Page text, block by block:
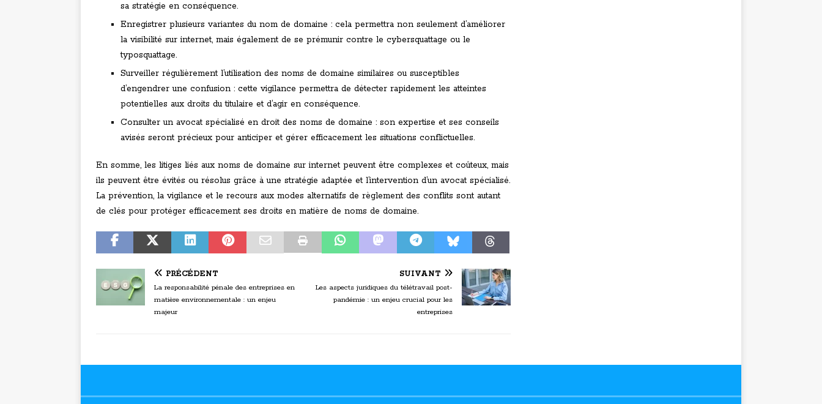
sa stratégie en conséquence.
Enregistrer plusieurs variantes du nom de domaine : cela permettra non seulement d’améliorer
la visibilité sur internet, mais également de se prémunir contre le cybersquattage ou le
typosquattage.
Surveiller régulièrement l’utilisation des noms de domaine similaires ou susceptibles
d’engendrer une confusion : cette vigilance permettra de détecter rapidement les atteintes
potentielles aux droits du titulaire et d’agir en conséquence.
Consulter un avocat spécialisé en droit des noms de domaine : son expertise et ses conseils
avisés seront précieux pour anticiper et gérer efficacement les situations conflictuelles.
En somme, les litiges liés aux noms de domaine sur internet peuvent être complexes et coûteux, mais
ils peuvent être évités ou résolus grâce à une stratégie adaptée et l’intervention d’un avocat spécialisé.
La prévention, la vigilance et le recours aux modes alternatifs de règlement des conflits sont autant
de clés pour protéger efficacement ses droits en matière de noms de domaine.
PRÉCÉDENT
La responsabilité pénale des entreprises en
matière environnementale : un enjeu
majeur
SUIVANT
Les aspects juridiques du télétravail post-
pandémie : un enjeu crucial pour les
entreprises